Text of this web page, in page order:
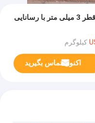
ASTM C17500 لوله مسی بریلیوم قطر 3 میلی متر با رسانایی
اکنون تماس بگیرید